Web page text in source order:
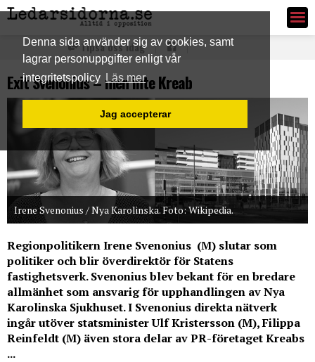
Denna sida använder sig av cookies, samt
lagrar personuppgifter enligt vår
integritetspolicy Läs mer
Jag accepterar
Ledarsidorna.se
Tipsa oss idag
Exit Svenonius – men inte Kreab
Irene Svenonius / Nya Karolinska. Foto: Wikipedia.
Regionpolitikern Irene Svenonius (M) slutar som
politiker och blir överdirektör för Statens
fastighetsverk. Svenonius blev bekant för en bredare
allmänhet som ansvarig för upphandlingen av Nya
Karolinska Sjukhuset. I Svenonius direkta nätverk
ingår utöver statsminister Ulf Kristersson (M), Filippa
Reinfeldt (M) även stora delar av PR-företaget Kreabs
...